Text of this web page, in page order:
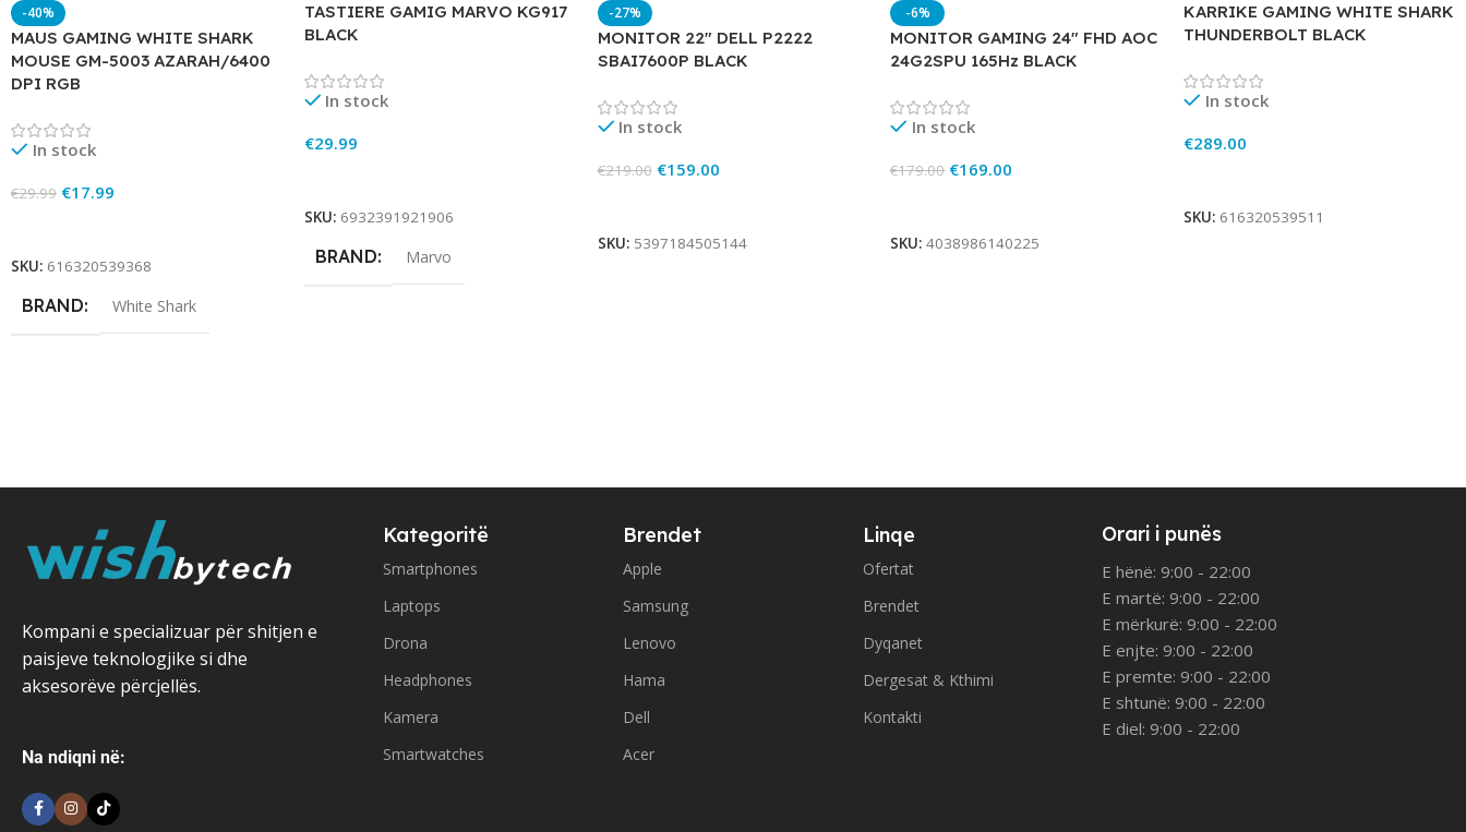
-40%
MAUS GAMING WHITE SHARK
MOUSE GM-5003 AZARAH/6400
DPI RGB
In stock
€29.99 €17.99
SKU: 616320539368
BRAND White Shark
TASTIERE GAMIG MARVO KG917
BLACK
In stock
€29.99
SKU: 6932391921906
BRAND Marvo
-27%
MONITOR 22″ DELL P2222
SBAI7600P BLACK
In stock
€219.00 €159.00
SKU: 5397184505144
-6%
MONITOR GAMING 24″ FHD AOC
24G2SPU 165Hz BLACK
In stock
€179.00 €169.00
SKU:4038986140225
KARRIKE GAMING WHITE SHARK
THUNDERBOLT BLACK
In stock
€289.00
SKU: 616320539511
Kompani e specializuar për shitjen e
paisjeve teknologjike si dhe
aksesorëve përcjellës.
Na ndiqni në:
Kategoritë
Smartphones
Laptops
Drona
Headphones
Kamera
Smartwatches
Brendet
Apple
Samsung
Lenovo
Hama
Dell
Acer
Linqe
Ofertat
Brendet
Dyqanet
Dergesat & Kthimi
Kontakti
Orari i punës
E hënë: 9:00 - 22:00
E martë: 9:00 - 22:00
E mërkurë: 9:00 - 22:00
E enjte: 9:00 - 22:00
E premte: 9:00 - 22:00
E shtunë: 9:00 - 22:00
E diel: 9:00 - 22:00